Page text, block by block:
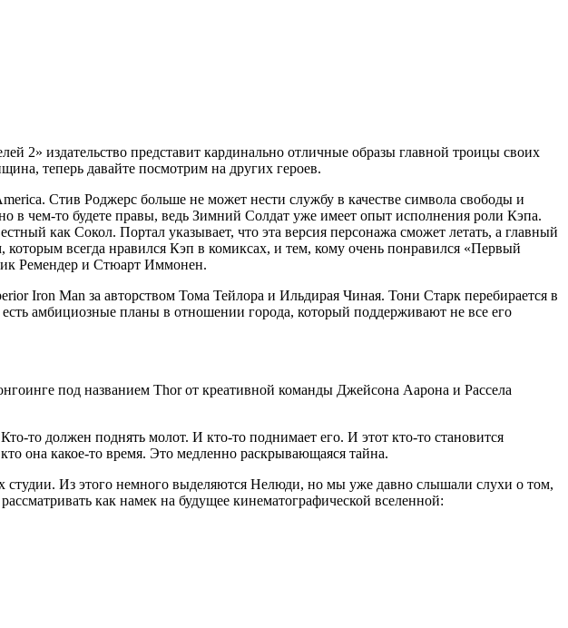
2» издательство представит кардинально отличные образы главной троицы своих
теперь давайте посмотрим на других героев.
Стив Роджерс больше не может нести службу в качестве символа свободы и
в чем-то будете правы, ведь Зимний Солдат уже имеет опыт исполнения роли Кэпа.
как Сокол. Портал указывает, что эта версия персонажа сможет летать, а главный
всегда нравился Кэп в комиксах, и тем, кому очень понравился «Первый
Ремендер и Стюарт Иммонен.
Iron Man за авторством Тома Тейлора и Ильдирая Чиная. Тони Старк перебирается в
амбициозные планы в отношении города, который поддерживают не все его
под названием Thor от креативной команды Джейсона Аарона и Рассела
то должен поднять молот. И кто-то поднимает его. И этот кто-то становится
она какое-то время. Это медленно раскрывающаяся тайна.
студии. Из этого немного выделяются Нелюди, но мы уже давно слышали слухи о том,
как намек на будущее кинематографической вселенной: